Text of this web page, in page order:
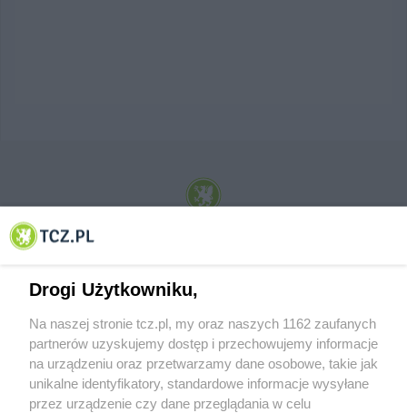
© 2001-2026 Tczew - TCZ.PL Sp. z o.o. Internetowy Serwis Informacyjny Miasta
Drogi Użytkowniku,
Na naszej stronie tcz.pl, my oraz naszych 1162 zaufanych
partnerów uzyskujemy dostęp i przechowujemy informacje
na urządzeniu oraz przetwarzamy dane osobowe, takie jak
unikalne identyfikatory, standardowe informacje wysyłane
przez urządzenie czy dane przeglądania w celu